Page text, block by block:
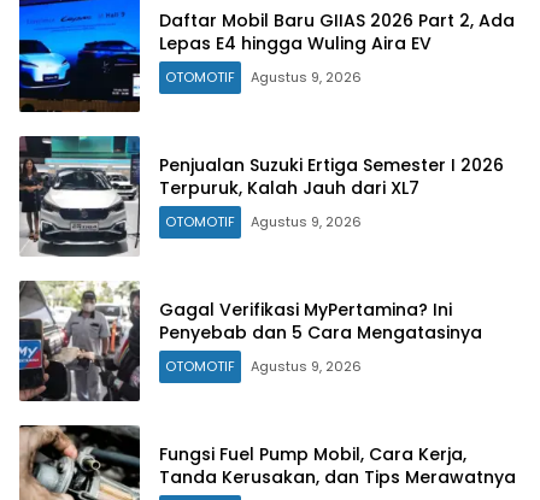
Daftar Mobil Baru GIIAS 2026 Part 2, Ada
Lepas E4 hingga Wuling Aira EV
OTOMOTIF Agustus 9, 2026
Penjualan Suzuki Ertiga Semester I 2026
Terpuruk, Kalah Jauh dari XL7
OTOMOTIF Agustus 9, 2026
Gagal Verifikasi MyPertamina? Ini
Penyebab dan 5 Cara Mengatasinya
OTOMOTIF Agustus 9, 2026
Fungsi Fuel Pump Mobil, Cara Kerja,
Tanda Kerusakan, dan Tips Merawatnya